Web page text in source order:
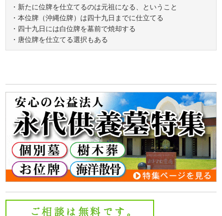
・新たに位牌を仕立てるのは元祖になる、ということ
・本位牌（沖縄位牌）は四十九日までに仕立てる
・四十九日には白位牌を墓前で焼却する
・唐位牌を仕立てる選択もある